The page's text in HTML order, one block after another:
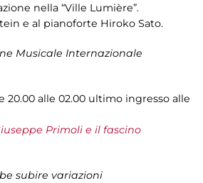
nella “Ville Lumière”.
e al pianoforte Hiroko Sato.
Musicale Internazionale
20.00 alle 02.00 ultimo ingresso alle
Primoli e il fascino
subire variazioni